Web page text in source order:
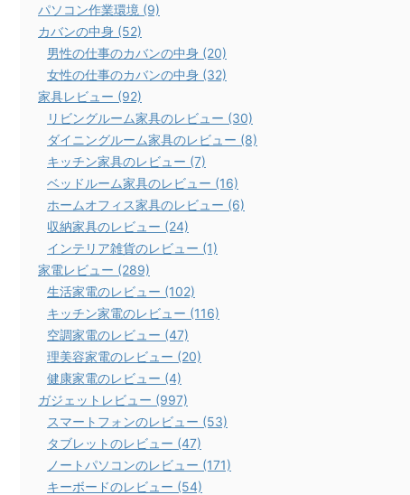
パソコン作業環境 (9)
カバンの中身 (52)
男性の仕事のカバンの中身 (20)
女性の仕事のカバンの中身 (32)
家具レビュー (92)
リビングルーム家具のレビュー (30)
ダイニングルーム家具のレビュー (8)
キッチン家具のレビュー (7)
ベッドルーム家具のレビュー (16)
ホームオフィス家具のレビュー (6)
収納家具のレビュー (24)
インテリア雑貨のレビュー (1)
家電レビュー (289)
生活家電のレビュー (102)
キッチン家電のレビュー (116)
空調家電のレビュー (47)
理美容家電のレビュー (20)
健康家電のレビュー (4)
ガジェットレビュー (997)
スマートフォンのレビュー (53)
タブレットのレビュー (47)
ノートパソコンのレビュー (171)
キーボードのレビュー (54)